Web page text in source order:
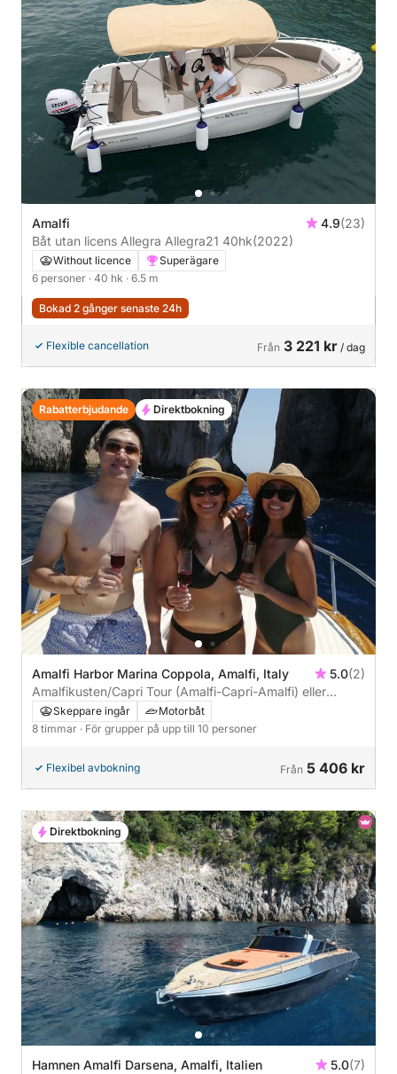
Amalfi 4.9(23)
Båt utan licens Allegra Allegra21 40hk(2022)
Without licence
Superägare
6 personer · 40 hk · 6.5 m
Bokad 2 gånger senaste 24h
Flexible cancellation Från 3 221 kr / dag
Amalfi Harbor Marina Coppola, Amalfi, Italy 5.0(2)
Amalfikusten/Capri Tour (Amalfi-Capri-Amalfi) eller
(Amalfi-Praiano+Positano-Amalfi)
Skeppare ingår
Motorbåt
8 timmar · För grupper på upp till 10 personer
Flexibel avbokning Från 5 406 kr
Rabatterbjudande Direktbokning
Hamnen Amalfi Darsena, Amalfi, Italien 5.0(7)
Direktbokning